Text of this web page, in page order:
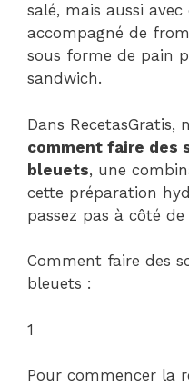
salé, mais aussi
accompagné de
sous forme de pain
sandwich.
Dans RecetasGratis,
comment faire des
bleuets, une
cette préparation
passez pas à côté
Comment faire des
bleuets :
1
Pour commencer la